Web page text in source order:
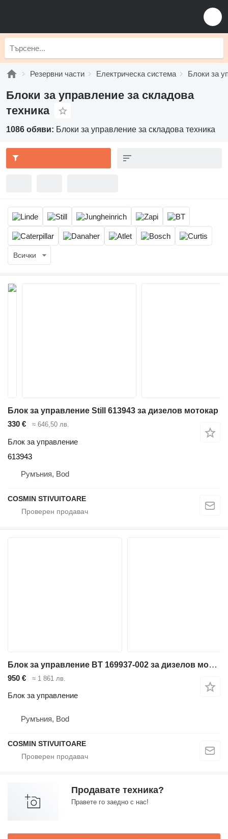
Резервни части Електрическа система Блоки за
Блоки за управление за складова
техника
1086 обяви: Блоки за управление за складова техника
Всички
Блок за управление Still 613943 за дизелов мотокар
330 €
≈ 646,50 лв.
Блок за управление
613943
Румъния, Bod
COSMIN STIVUITOARE
Блок за управление BT 169937-002 за дизелов мотокар
950 € ≈ 1 861 лв.
Блок за управление
Румъния, Bod
COSMIN STIVUITOARE
Продавате техника?
Правете го заедно с нас!